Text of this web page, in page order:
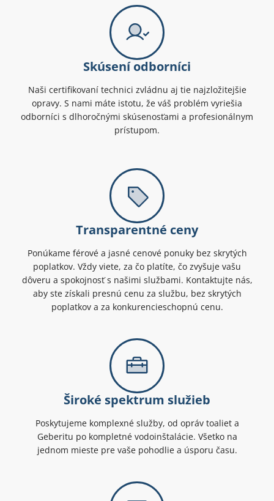
Skúsení odborníci
Naši certifikovaní technici zvládnu aj tie najzložitejšie
opravy. S nami máte istotu, že váš problém vyriešia
odborníci s dlhoročnými skúsenosťami a profesionálnym
prístupom.
Transparentné ceny
Ponúkame férové a jasné cenové ponuky bez skrytých
poplatkov. Vždy viete, za čo platíte, čo zvyšuje vašu
dôveru a spokojnosť s našimi službami. Kontaktujte nás,
aby ste získali presnú cenu za službu, bez skrytých
poplatkov a za konkurencieschopnú cenu.
Široké spektrum služieb
Poskytujeme komplexné služby, od opráv toaliet a
Geberitu po kompletné vodoinštalácie. Všetko na
jednom mieste pre vaše pohodlie a úsporu času.